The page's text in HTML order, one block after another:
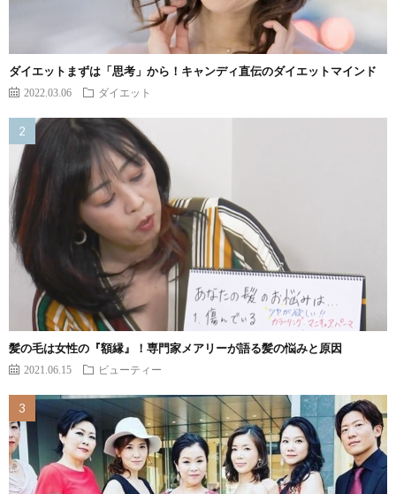
ダイエットまずは「思考」から！キャンディ直伝のダイエットマインド
2022.03.06 ダイエット
髪の毛は女性の『額縁』！専門家メアリーが語る髪の悩みと原因
2021.06.15 ビューティー